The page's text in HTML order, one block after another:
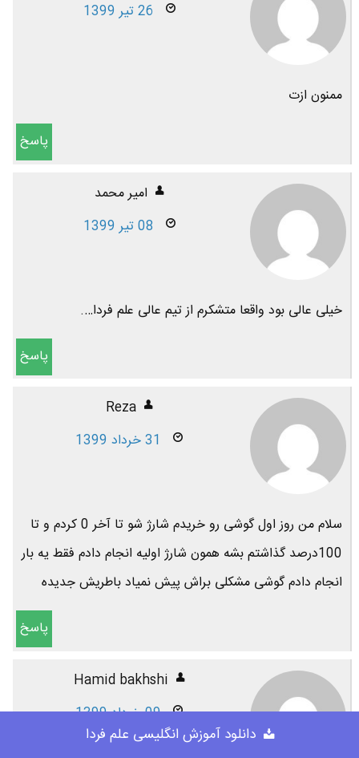
26 تیر 1399
ممنون ازت
پاسخ
امیر محمد
08 تیر 1399
خیلی عالی بود واقعا متشکرم از تیم عالی علم فردا….
پاسخ
Reza
31 خرداد 1399
سلام من‌ روز اول گوشی رو خریدم شارژ شو تا آخر 0 کردم و تا
100درصد گذاشتم بشه همون شارژ اولیه انجام دادم فقط يه بار
انجام دادم گوشی مشکلی براش پیش نمیاد باطریش جدیده
پاسخ
Hamid bakhshi
09 خرداد 1399
دانلود آموزش انگلیسی علم فردا